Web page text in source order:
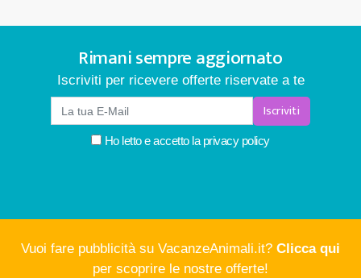
Rimani sempre aggiornato
Iscriviti per ricevere offerte riservate a te
Iscriviti
Ho letto e accetto laprivacy policy
Vuoi fare pubblicità su VacanzeAnimali.it? Clicca qui
per scoprire le nostre offerte!